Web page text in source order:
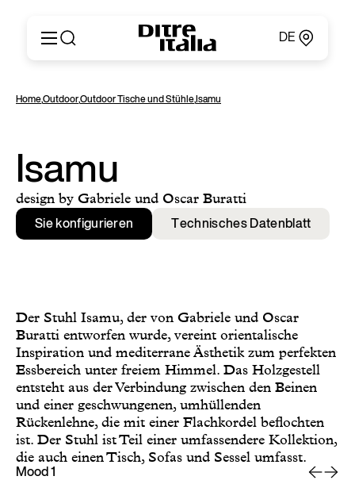
DE
Produkte
Kataloge und Materialien
Ditre Italia für Fachleute
Verkaufsstellen
Nachrichten & Presse
Geschützer Bereich
English
Español
Русский
简体中文
Home,Outdoor,Outdoor Tische und Stühle, Isamu
Isamu
design by Gabriele und Oscar Buratti
Sie konfigurieren Technisches Datenblatt
Der Stuhl Isamu, der von Gabriele und Oscar
Buratti entworfen wurde, vereint orientalische
Inspiration und mediterrane Ästhetik zum perfekten
Essbereich unter freiem Himmel. Das Holzgestell
entsteht aus der Verbindung zwischen den Beinen
und einer geschwungenen, umhüllenden
Rückenlehne, die mit einer Flachkordel beflochten
ist. Der Stuhl ist Teil einer umfassendere Kollektion,
die auch einen Tisch, Sofas und Sessel umfasst.
Mood 1